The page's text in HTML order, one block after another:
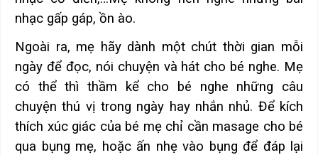
nhạc gấp gáp, ồn ào.
Ngoài ra, mẹ hãy dành một chút thời gian mỗi
ngày để đọc, nói chuyện và hát cho bé nghe. Mẹ
có thể thì thầm kể cho bé nghe những câu
chuyện thú vị trong ngày hay nhắn nhủ. Để kích
thích xúc giác của bé mẹ chỉ cần masage cho bé
qua bụng mẹ, hoặc ấn nhẹ vào bụng để đáp lại